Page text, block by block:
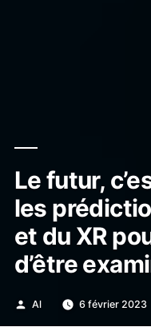
Le futur,
les
et du XR
d’être
Publié
Al 6 février 2023